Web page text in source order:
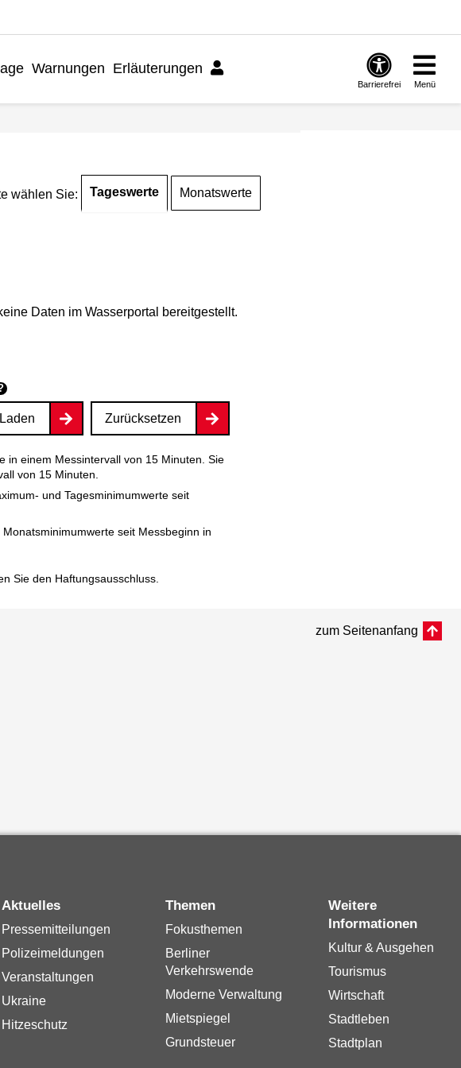
Warnungen Erläuterungen
Barrierefrei Menü
wählen Sie: Tageswerte Monatswerte
Daten im Wasserportal bereitgestellt.
Laden Zurücksetzen
einem Messintervall von 15 Minuten. Sie
von 15 Minuten.
und Tagesminimumwerte seit
seit Messbeginn in
Sie den Haftungsausschluss.
zum Seitenanfang
Aktuelles
Pressemitteilungen
Polizeimeldungen
Veranstaltungen
Ukraine
Hitzeschutz
Themen
Fokusthemen
Berliner
Verkehrswende
Moderne Verwaltung
Mietspiegel
Grundsteuer
Weitere
Informationen
Kultur & Ausgehen
Tourismus
Wirtschaft
Stadtleben
Stadtplan